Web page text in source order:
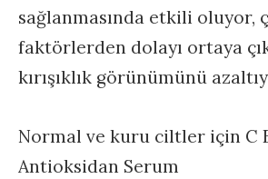
sağlanmasında etkili oluyor,
faktörlerden dolayı ortaya
kırışıklık görünümünü
Normal ve kuru ciltler için C
Antioksidan Serum